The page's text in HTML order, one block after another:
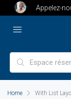
Appelez-
Home With List